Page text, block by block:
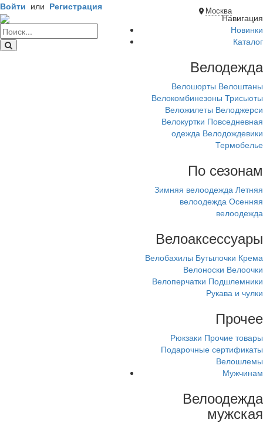
Москва
Войти или Регистрация
Навигация
Новинки
Каталог
Велодежда
Велошорты Велоштаны
Велокомбинезоны Трисьюты
Веложилеты Велоджерси
Велокуртки Повседневная
одежда Велодождевики
Термобелье
По сезонам
Зимняя велоодежда Летняя
велоодежда Осенняя
велоодежда
Велоаксессуары
Велобахилы Бутылочки Крема
Велоноски Велоочки
Велоперчатки Подшлемники
Рукава и чулки
Прочее
Рюкзаки Прочие товары
Подарочные сертификаты
Велошлемы
Мужчинам
Велоодежда
мужская